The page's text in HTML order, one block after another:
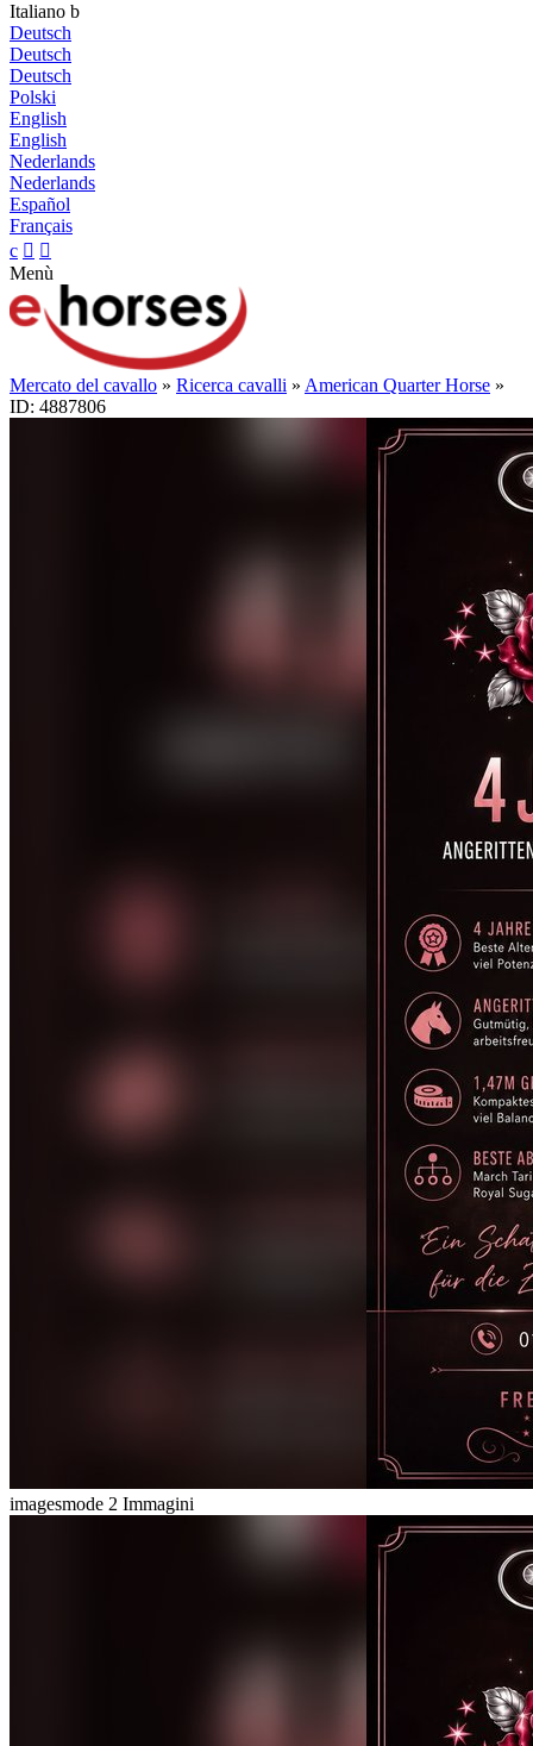
Italiano b
Deutsch
Deutsch
Deutsch
Polski
English
English
Nederlands
Nederlands
Español
Français
c  
Menù
Mercato del cavallo » Ricerca cavalli » American Quarter Horse »
ID: 4887806
imagesmode 2 Immagini